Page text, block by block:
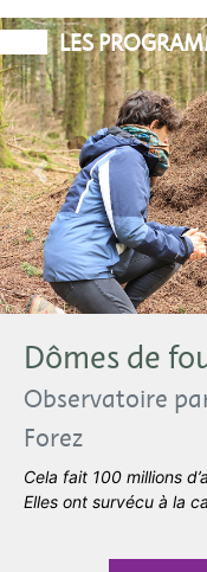
LES
Dômes de
Observatoire
Forez
Cela fait 100 millions
Elles ont survécu à la
Précédent